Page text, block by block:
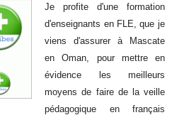
Je profite d'une formation
d'enseignants en FLE, que je
viens d'assurer à Mascate
en Oman, pour mettre en
évidence les meilleurs
moyens de faire de la veille
pédagogique en français